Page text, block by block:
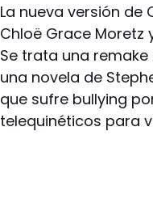
La nueva versión
Chloë Grace Moretz
Se trata una remake
una novela de
que sufre bullying
telequinéticos para